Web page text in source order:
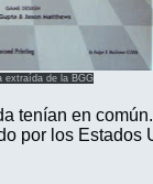
extraída de la BGG
tenían en
por los